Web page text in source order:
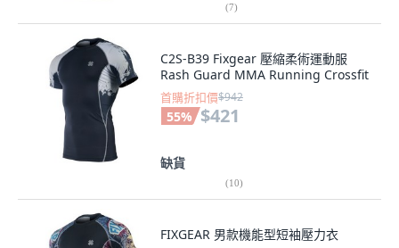
(7)
C2S-B39 Fixgear 壓縮柔術運動服
Rash Guard MMA Running Crossfit
首購折扣價$942
55% $421
缺貨
(10)
FIXGEAR 男款機能型短袖壓力衣